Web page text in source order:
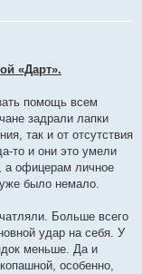
«Дарт».
помощь всем
задрали лапки
так и от отсутствия
то и они это умели
а офицерам личное
было немало.
Больше всего
удар на себя. У
меньше. Да и
особенно,